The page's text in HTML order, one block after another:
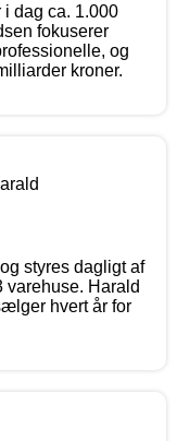
i dag ca. 1.000
fokuserer
og
kroner.
styres dagligt af
varehuse. Harald
hvert år for